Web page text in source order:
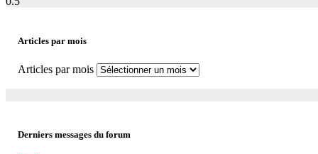
Articles par mois
Articles par mois
Derniers messages du forum